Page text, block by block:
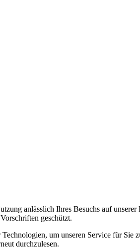
anlässlich Ihres Besuchs auf
geschützt.
um unseren Service für
durchzulesen.